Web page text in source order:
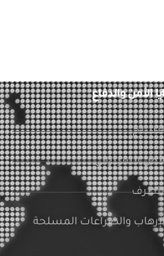
الأمن والدفاع
السيبراني
والصراعات المسلحة